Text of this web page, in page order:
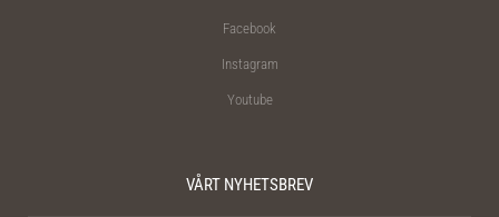
Facebook
Instagram
Youtube
VÅRT NYHETSBREV